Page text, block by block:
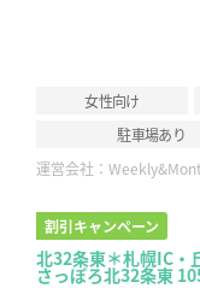
女性向け
駐車場あり
運営会社：
割引キャンペーン
北32条東＊札幌IC・
さっぽろ北32条東